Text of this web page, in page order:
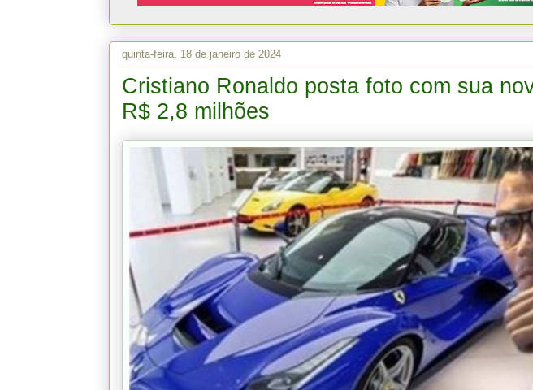
quinta-feira, 18 de janeiro de 2024
Cristiano Ronaldo posta foto com sua
R$ 2,8 milhões